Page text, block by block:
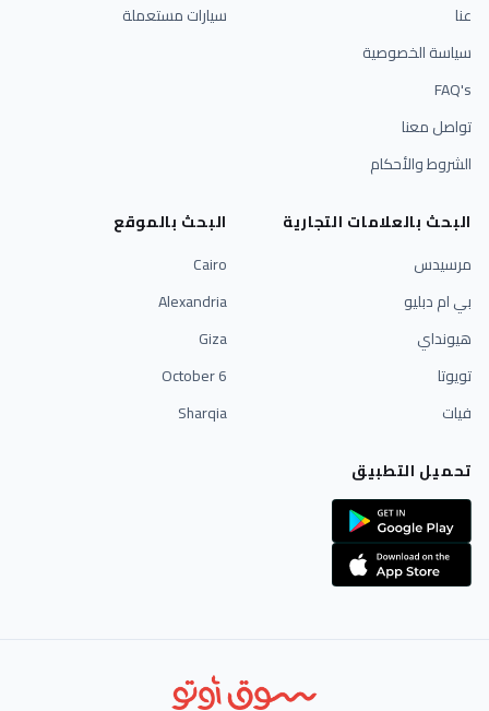
عنا
سياسة الخصوصية
FAQ's
تواصل معنا
الشروط والأحكام
سيارات مستعملة
البحث بالعلامات التجارية
مرسيدس
بي ام دبليو
هيونداي
تويوتا
فيات
البحث بالموقع
Cairo
Alexandria
Giza
6 October
Sharqia
تحميل التطبيق